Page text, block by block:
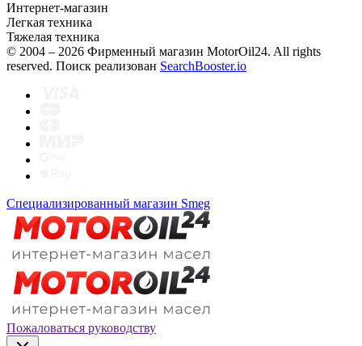
Интернет-магазин
Легкая техника
Тяжелая техника
© 2004 – 2026 Фирменный магазин MotorOil24. All rights
reserved. Поиск реализован SearchBooster.io
Специализированный магазин Smeg
Пожаловаться руководству